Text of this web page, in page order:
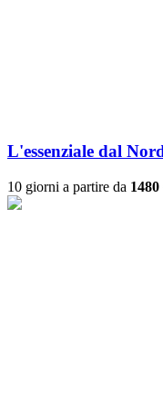
L'essenziale dal
10 giorni a partire da 1480